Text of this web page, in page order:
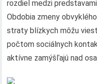
rozdiel medzi
Obdobia zmeny
straty blízkych môžu
počtom sociálnych
aktívne zamýšľajú nad